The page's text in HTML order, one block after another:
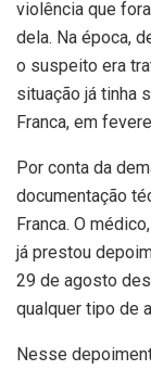
violência que
dela. Na época,
o suspeito era
situação já tinha
Franca, em
Por conta da
documentação
Franca. O
já prestou
29 de agosto
qualquer tipo de
Nesse